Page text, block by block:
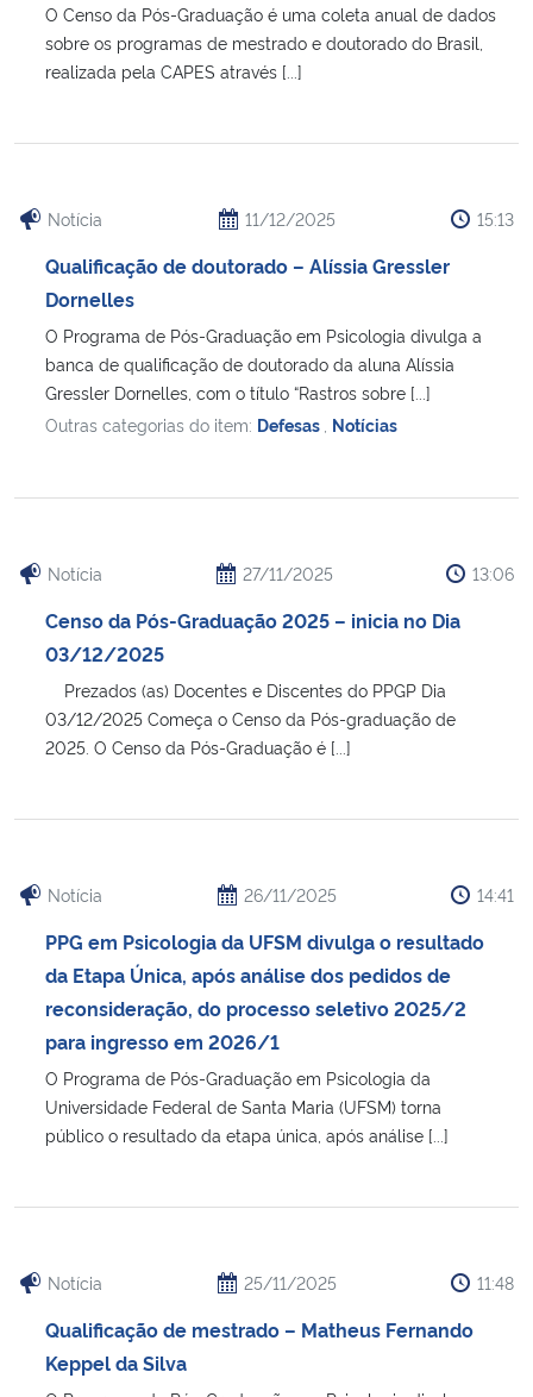
O Censo da Pós-Graduação é uma coleta anual de dados
sobre os programas de mestrado e doutorado do Brasil,
realizada pela CAPES através [...]
Notícia 11/12/2025 15:13
Qualificação de doutorado – Alíssia Gressler
Dornelles
O Programa de Pós-Graduação em Psicologia divulga a
banca de qualificação de doutorado da aluna Alíssia
Gressler Dornelles, com o título “Rastros sobre [...]
Outras categorias do item: Defesas Notícias
Notícia 27/11/2025 13:06
Censo da Pós-Graduação 2025 – inicia no Dia
03/12/2025
Prezados (as) Docentes e Discentes do PPGP Dia
03/12/2025 Começa o Censo da Pós-graduação de
2025. O Censo da Pós-Graduação é [...]
Notícia 26/11/2025 14:41
PPG em Psicologia da UFSM divulga o resultado
da Etapa Única, após análise dos pedidos de
reconsideração, do processo seletivo 2025/2
para ingresso em 2026/1
O Programa de Pós-Graduação em Psicologia da
Universidade Federal de Santa Maria (UFSM) torna
público o resultado da etapa única, após análise [...]
Notícia 25/11/2025 11:48
Qualificação de mestrado – Matheus Fernando
Keppel da Silva